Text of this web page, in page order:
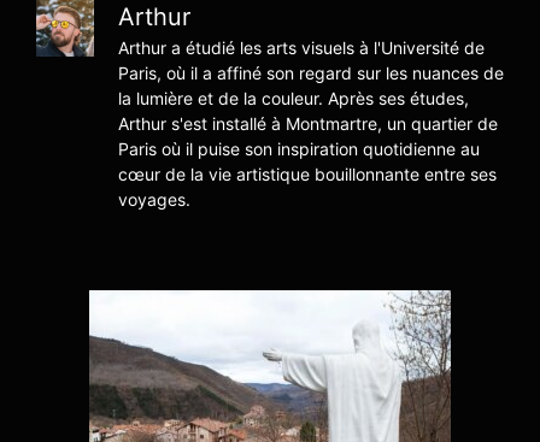
Arthur
Arthur a étudié les arts visuels à l'Université de
Paris, où il a affiné son regard sur les nuances de
la lumière et de la couleur. Après ses études,
Arthur s'est installé à Montmartre, un quartier de
Paris où il puise son inspiration quotidienne au
cœur de la vie artistique bouillonnante entre ses
voyages.